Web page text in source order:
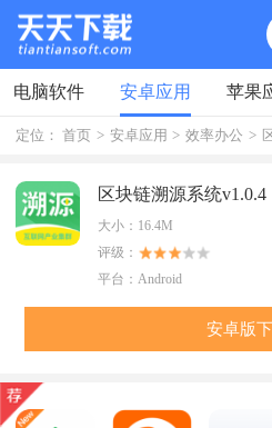
电脑软件 安卓应用 苹果
定位： 首页 > 安卓应用 > 效率办公 >
区块链溯源系统v1.0.4
大小： 16.4M
评级：
平台： Android
安卓版